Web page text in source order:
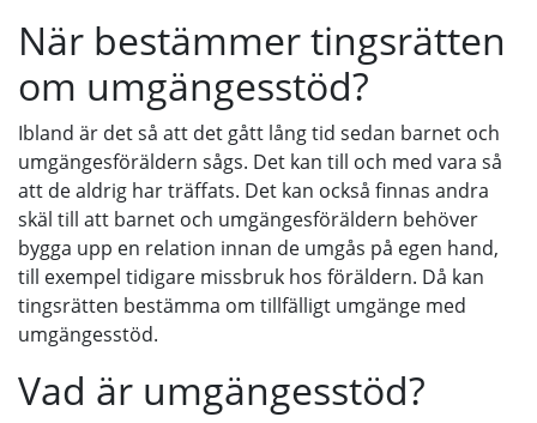
När bestämmer tingsrätten
om umgängesstöd?
Ibland är det så att det gått lång tid sedan barnet och
umgängesföräldern sågs. Det kan till och med vara så
att de aldrig har träffats. Det kan också finnas andra
skäl till att barnet och umgängesföräldern behöver
bygga upp en relation innan de umgås på egen hand,
till exempel tidigare missbruk hos föräldern. Då kan
tingsrätten bestämma om tillfälligt umgänge med
umgängesstöd.
Vad är umgängesstöd?